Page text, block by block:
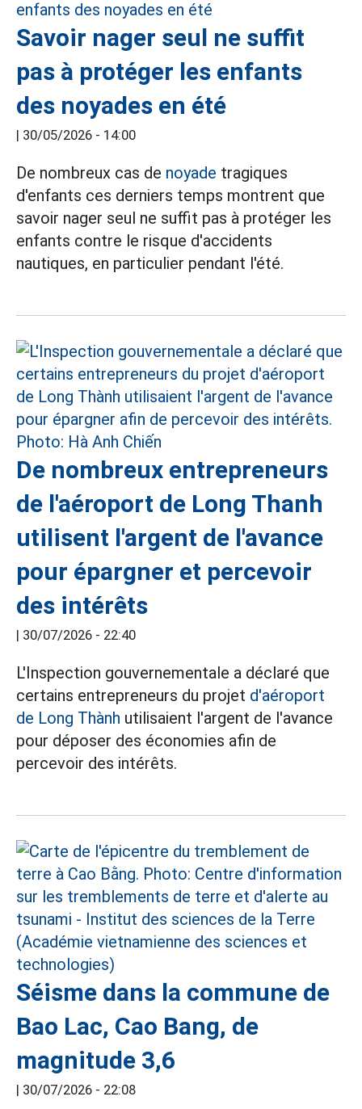
Savoir nager seul ne suffit
pas à protéger les enfants
des noyades en été
| 30/05/2026 - 14:00
De nombreux cas de noyade tragiques
d'enfants ces derniers temps montrent que
savoir nager seul ne suffit pas à protéger les
enfants contre le risque d'accidents
nautiques, en particulier pendant l'été.
De nombreux entrepreneurs
de l'aéroport de Long Thanh
utilisent l'argent de l'avance
pour épargner et percevoir
des intérêts
| 30/07/2026 - 22:40
L'Inspection gouvernementale a déclaré que
certains entrepreneurs du projet d'aéroport
de Long Thành utilisaient l'argent de l'avance
pour déposer des économies afin de
percevoir des intérêts.
Séisme dans la commune de
Bao Lac, Cao Bang, de
magnitude 3,6
| 30/07/2026 - 22:08